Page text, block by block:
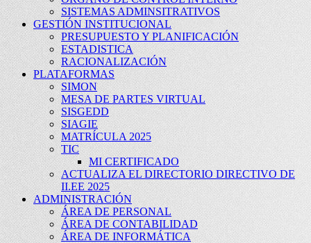
SISTEMAS ADMINSITRATIVOS
GESTIÓN INSTITUCIONAL
PRESUPUESTO Y PLANIFICACIÓN
ESTADISTICA
RACIONALIZACIÓN
PLATAFORMAS
SIMON
MESA DE PARTES VIRTUAL
SISGEDD
SIAGIE
MATRÍCULA 2025
TIC
MI CERTIFICADO
ACTUALIZA EL DIRECTORIO DIRECTIVO DE
II.EE 2025
ADMINISTRACIÓN
ÁREA DE PERSONAL
ÁREA DE CONTABILIDAD
ÁREA DE INFORMÁTICA